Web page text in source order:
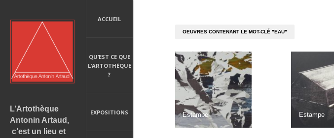
ACCUEIL
QU’EST CE QUE
L’ARTOTHÈQUE
?
EXPOSITIONS
L’Artothèque
Antonin Artaud,
c’est un lieu et
OEUVRES CONTENANT LE MOT-CLÉ "EAU"
Estampe Estampe